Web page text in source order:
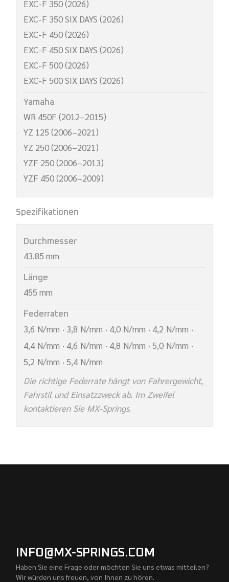
EXC-F 350 (2026)
EXC-F 350 SIX DAYS (2026)
EXC-F 450 (2026)
EXC-F 450 SIX DAYS (2026)
EXC-F 500 (2026)
EXC-F 500 SIX DAYS (2026)
Yamaha
WR 450F (2012–2015)
YZ 125 (2006–2021)
YZ 250 (2006–2021)
YZF 250 (2006–2013)
YZF 450 (2006–2009)
Spezifikationen
Durchmesser
43.85 mm
Länge
455 mm
Federraten
3,6 N/mm · 3,8 N/mm · 4,0 N/mm · 4,2 N/mm ·
4,4 N/mm · 4,6 N/mm · 4,8 N/mm · 5,0 N/mm ·
5,2 N/mm · 5,4 N/mm
Die richtige Federrate hängt von Fahrergewicht,
Fahrstil und Einsatzzweck ab. Im Zweifel
kontaktieren Sie MX-Springs.
INFO@MX-SPRINGS.COM
Haben Sie eine Frage oder möchten Sie uns etwas mitteilen?
Wir würden uns freuen, von Ihnen zu hören.